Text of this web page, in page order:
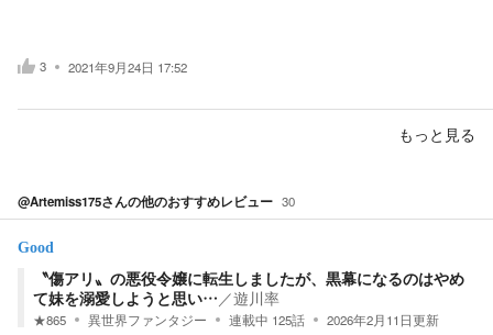
3 2021年9月24日 17:52
もっと見る
@Artemiss175さんの他のおすすめレビュー 30
Good
〝傷アリ〟の悪役令嬢に転生しましたが、黒幕になるのはやめ
て妹を溺愛しようと思い… ／遊川率
★865 異世界ファンタジー 連載中 125話 2026年2月11日更新